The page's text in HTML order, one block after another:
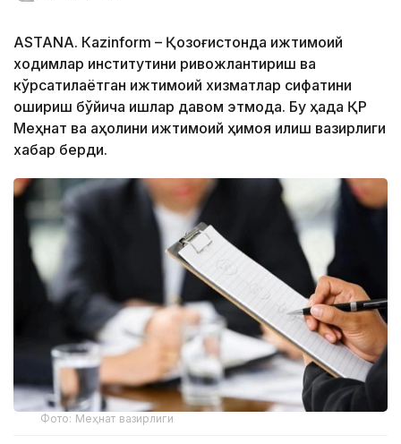
ASTANА. Кazinform – Қозоғистонда ижтимоий
ходимлар институтини ривожлантириш ва
кўрсатилаётган ижтимоий хизматлар сифатини
ошириш бўйича ишлар давом этмоқда. Бу ҳақда ҚР
Меҳнат ва аҳолини ижтимоий ҳимоя қилиш вазирлиги
хабар берди.
Фото: Меҳнат вазирлиги